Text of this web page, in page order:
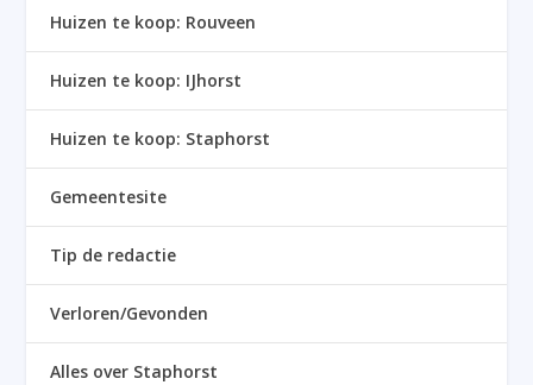
Huizen te koop: Rouveen
Huizen te koop: IJhorst
Huizen te koop: Staphorst
Gemeentesite
Tip de redactie
Verloren/Gevonden
Alles over Staphorst